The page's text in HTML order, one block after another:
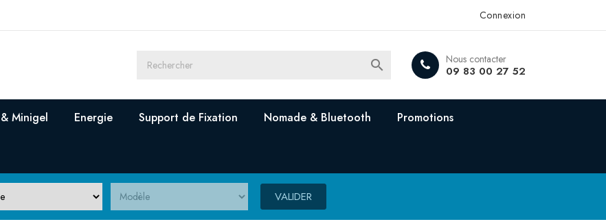
Connexion
Nous contacter
09 83 00 27 52

Minigel Energie Support de Fixation Nomade & Bluetooth Promotions
VALIDER